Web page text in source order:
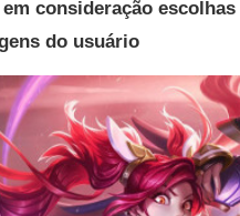
consideração
do usuário